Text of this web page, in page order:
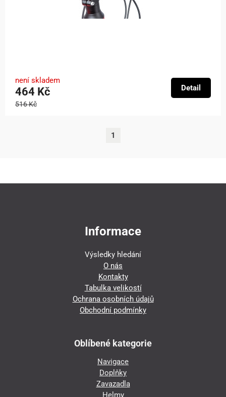
není skladem
464 Kč
516 Kč
Detail
1
Informace
Výsledky hledání
O nás
Kontakty
Tabulka velikostí
Ochrana osobních údajů
Obchodní podmínky
Oblíbené kategorie
Navigace
Doplňky
Zavazadla
Helmy